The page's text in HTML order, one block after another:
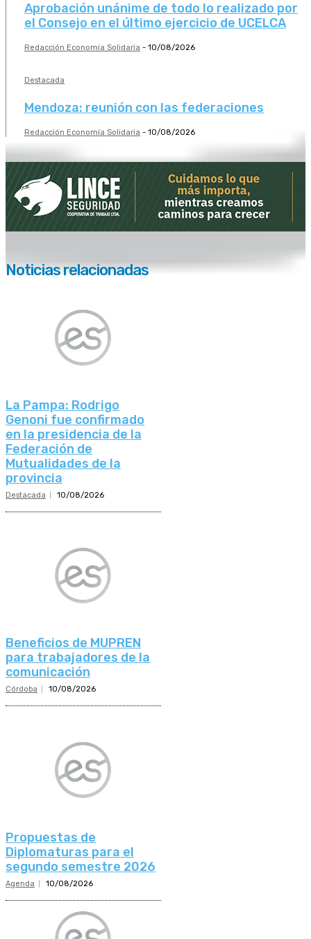
Aprobación unánime de todo lo realizado por
el Consejo en el último ejercicio de UCELCA
Redacción Economía Solidaria - 10/08/2026
Destacada
Mendoza: reunión con las federaciones
Redacción Economía Solidaria - 10/08/2026
Noticias relacionadas
La Pampa: Rodrigo
Genoni fue confirmado
en la presidencia de la
Federación de
Mutualidades de la
provincia
Destacada 10/08/2026
Beneficios de MUPREN
para trabajadores de la
comunicación
Córdoba 10/08/2026
Propuestas de
Diplomaturas para el
segundo semestre 2026
Agenda 10/08/2026